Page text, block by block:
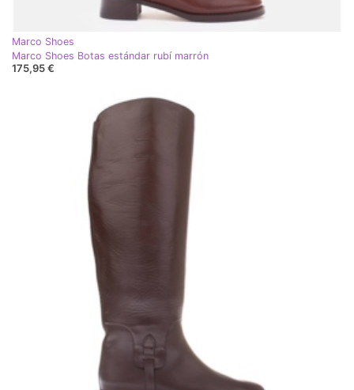
Marco Shoes
Marco Shoes Botas estándar rubí marrón
175,95 €